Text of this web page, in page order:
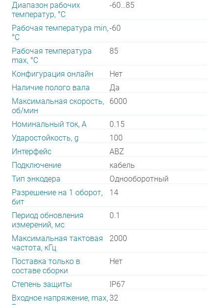
Диапазон рабочих
температур, °С
-60…85
Рабочая температура min,
°С
-60
Рабочая температура
max, °С
85
Конфигурация онлайн
Нет
Наличие полого вала
Да
Максимальная скорость,
об/мин
6000
Номинальный ток, А
0.15
Ударостойкость, g
100
Интерфейс
ABZ
Подключение
кабель
Тип энкодера
Однооборотный
Разрешение на 1 оборот,
бит
14
Период обновления
измерений, мс
0.1
Максимальная тактовая
частота, кГц
2000
Поставка только в
составе сборки
Нет
Степень защиты
IP67
Входное напряжение, max, 32